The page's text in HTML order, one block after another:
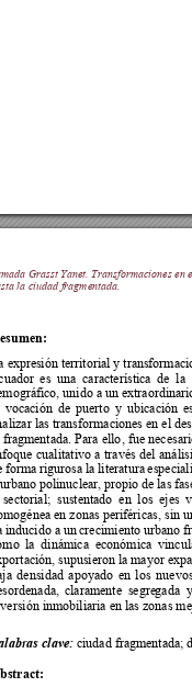
Grasst Yanet Transformaciones en
la ciudad fragmentada.
expresión territorial y tra
es una característica de la
unido a un
vocación de puerto y ubicación
las transformaciones en el
fragmentada. Para ello , fue
cualitativo a través del
forma rigurosa la literatura
no polinuclear, propio de las
sectorial; sustentado  en los ejes
en zonas periféricas, sin
inducido a un crecimiento urbano
la dinámica  económica
supusieron la mayor
densidad apoyado en los
claramente segregada
inmobiliaria en las zonas
clave: ciudad fragmentada;